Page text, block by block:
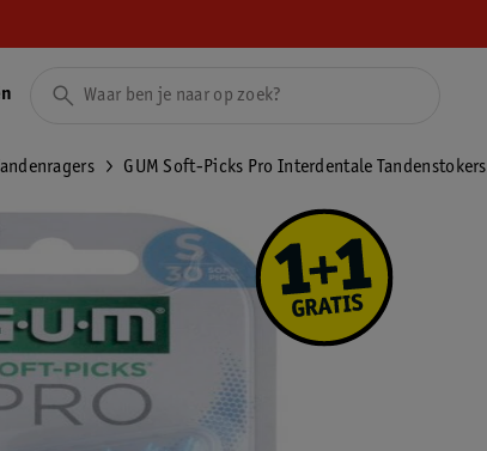
Tandenragers GUM Soft-Picks Pro Interdentale Tandenstokers